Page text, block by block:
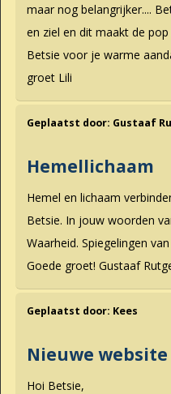
maar nog belangrijker....
en ziel en dit maakt de
Betsie voor je warme
groet Lili
Geplaatst door: Gustaaf
Hemellichaam
Hemel en lichaam
Betsie. In jouw woorden
Waarheid. Spiegelingen
Goede groet! Gustaaf
Geplaatst door: Kees
Nieuwe website
Hoi Betsie,